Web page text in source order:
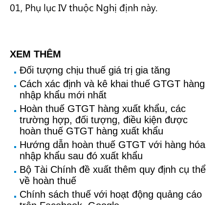
01, Phụ lục IV thuộc Nghị định này.
XEM THÊM
Đối tượng chịu thuế giá trị gia tăng
Cách xác định và kê khai thuế GTGT hàng
nhập khẩu mới nhất
Hoàn thuế GTGT hàng xuất khẩu, các
trường hợp, đối tượng, điều kiện được
hoàn thuế GTGT hàng xuất khẩu
Hướng dẫn hoàn thuế GTGT với hàng hóa
nhập khẩu sau đó xuất khẩu
Bộ Tài Chính đề xuất thêm quy định cụ thể
về hoàn thuế
Chính sách thuế với hoạt động quảng cáo